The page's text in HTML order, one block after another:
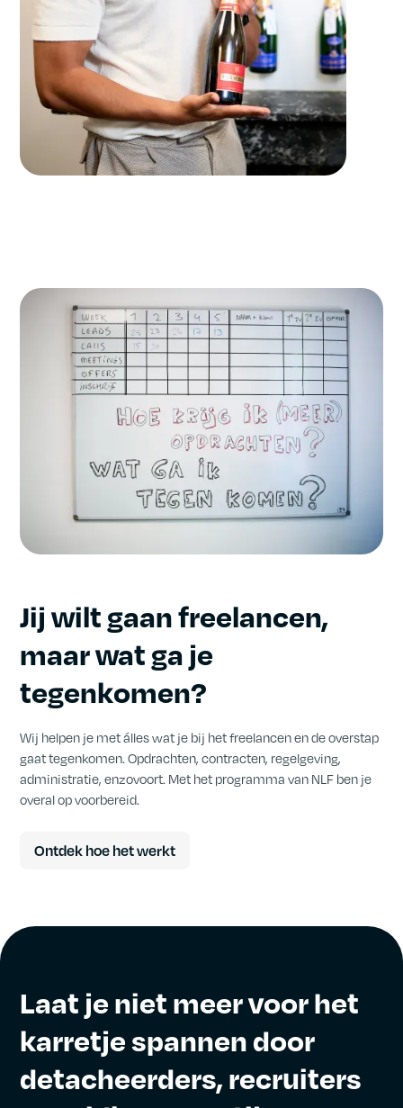
Jij wilt gaan freelancen,
maar wat ga je
tegenkomen?
Wij helpen je met álles wat je bij het freelancen en de overstap
gaat tegenkomen. Opdrachten, contracten, regelgeving,
administratie, enzovoort. Met het programma van NLF ben je
overal op voorbereid.
Ontdek hoe het werkt
Laat je niet meer voor het
karretje spannen door
detacheerders, recruiters